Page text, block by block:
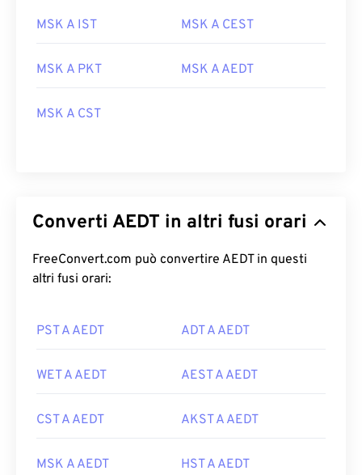
MSK A IST MSK A CEST
MSK A PKT MSK A AEDT
MSK A CST
Converti AEDT in altri fusi orari
FreeConvert.com può convertire AEDT in questi
altri fusi orari:
PST A AEDT ADT A AEDT
WET A AEDT AEST A AEDT
CST A AEDT AKST A AEDT
MSK A AEDT HST A AEDT